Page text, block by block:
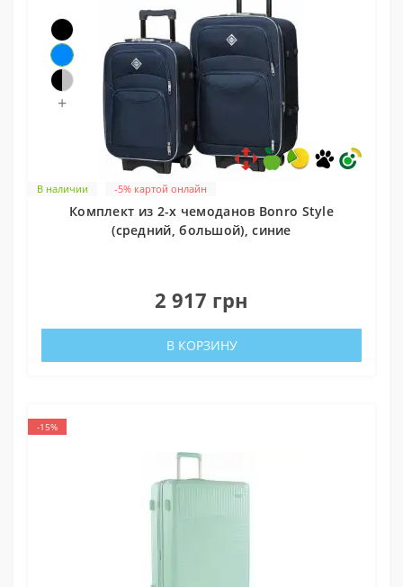
В наличии
+
-5% картой онлайн
Комплект из 2-х чемоданов Bonro Style
(средний, большой), синие
2 917 грн
В КОРЗИНУ
-15%